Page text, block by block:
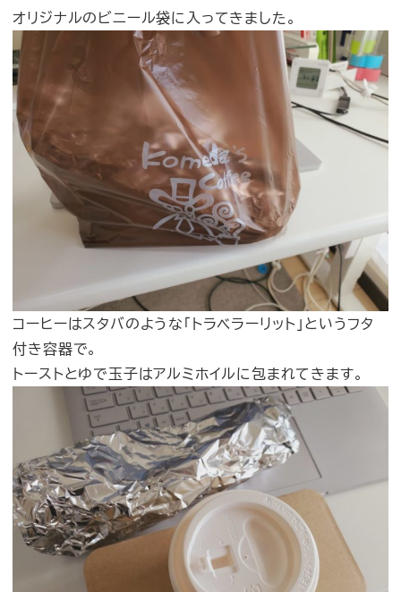
オリジナルのビニール袋に入ってきました。
コーヒーはスタバのような「トラベラーリット」というフタ
付き容器で。
トーストとゆで玉子はアルミホイルに包まれてきます。